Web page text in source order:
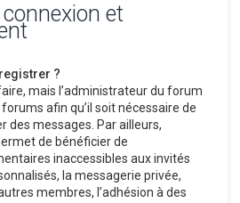
et
?
mais l’administrateur du forum
afin qu’il soit nécessaire de
des messages. Par ailleurs,
de bénéficier de
inaccessibles aux invités
la messagerie privée,
membres, l’adhésion à des